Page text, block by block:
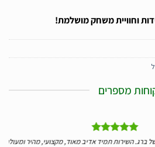
מספרים
7 שנים של ברג. השירות תמיד אדיב מאוד, מקצועי, מהיר ומעולה.